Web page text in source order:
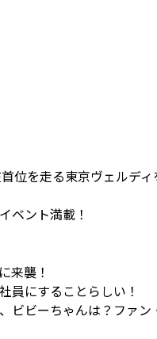
位を走る東京ヴェルデ
ベント満載！
来襲！
員にすることらしい！
ビビーちゃんは？ファ